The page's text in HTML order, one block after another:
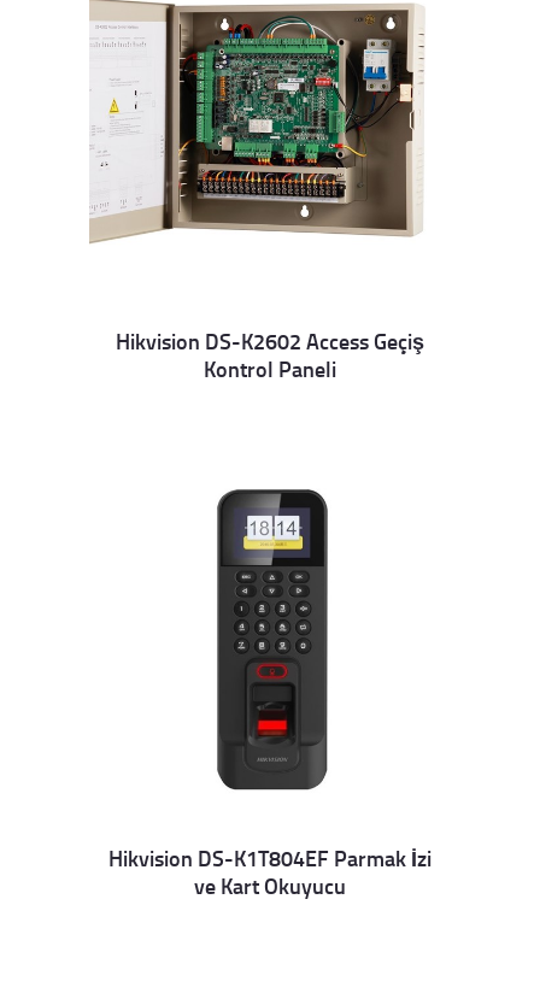
Details
Hikvision DS-K2602 Access Geçiş
Kontrol Paneli
Details
Hikvision DS-K1T804EF Parmak İzi
ve Kart Okuyucu